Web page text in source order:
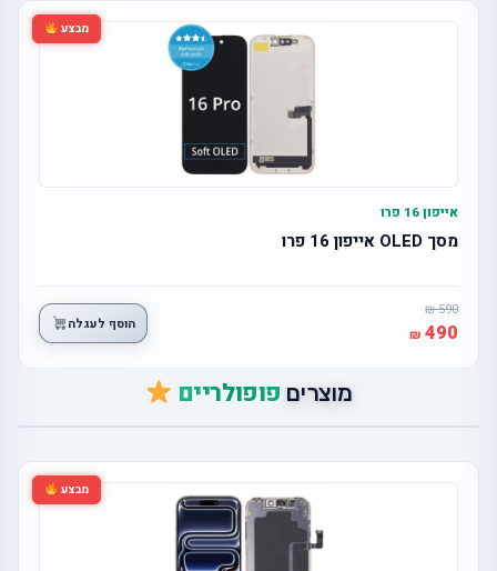
מבצע
אייפון 16 פרו
מסך OLED אייפון 16 פרו
590
490 הוסף לעגלה
מוצרים פופולריים
מבצע